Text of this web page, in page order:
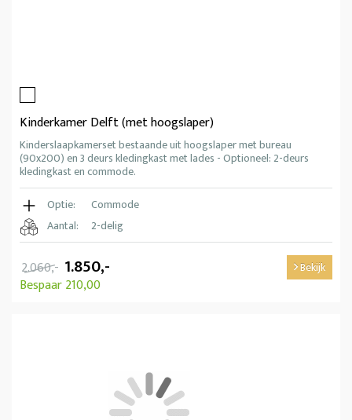
Kinderkamer Delft (met hoogslaper)
Kinderslaapkamerset bestaande uit hoogslaper met bureau
(90x200) en 3 deurs kledingkast met lades - Optioneel: 2-deurs
kledingkast en commode.
Optie:
Commode
Aantal:
2-delig
2.060,- 1.850,-
Bespaar 210,00
Bekijk